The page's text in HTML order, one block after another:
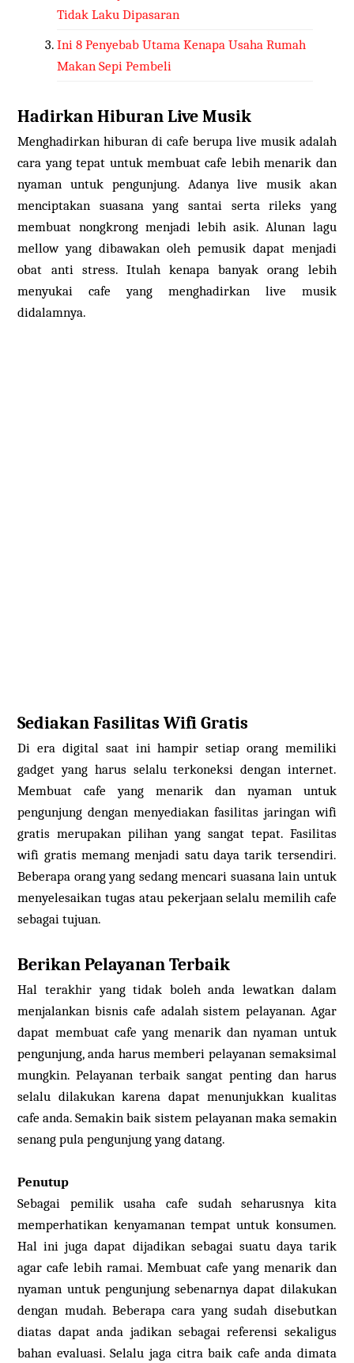
Tidak Laku Dipasaran
Ini 8 Penyebab Utama Kenapa Usaha Rumah
Makan Sepi Pembeli
Hadirkan Hiburan Live Musik
Menghadirkan hiburan di cafe berupa live musik adalah
cara yang tepat untuk membuat cafe lebih menarik dan
nyaman untuk pengunjung. Adanya live musik akan
menciptakan suasana yang santai serta rileks yang
membuat nongkrong menjadi lebih asik. Alunan lagu
mellow yang dibawakan oleh pemusik dapat menjadi
obat anti stress. Itulah kenapa banyak orang lebih
menyukai cafe yang menghadirkan live musik
didalamnya.
Sediakan Fasilitas Wifi Gratis
Di era digital saat ini hampir setiap orang memiliki
gadget yang harus selalu terkoneksi dengan internet.
Membuat cafe yang menarik dan nyaman untuk
pengunjung dengan menyediakan fasilitas jaringan wifi
gratis merupakan pilihan yang sangat tepat. Fasilitas
wifi gratis memang menjadi satu daya tarik tersendiri.
Beberapa orang yang sedang mencari suasana lain untuk
menyelesaikan tugas atau pekerjaan selalu memilih cafe
sebagai tujuan.
Berikan Pelayanan Terbaik
Hal terakhir yang tidak boleh anda lewatkan dalam
menjalankan bisnis cafe adalah sistem pelayanan. Agar
dapat membuat cafe yang menarik dan nyaman untuk
pengunjung, anda harus memberi pelayanan semaksimal
mungkin. Pelayanan terbaik sangat penting dan harus
selalu dilakukan karena dapat menunjukkan kualitas
cafe anda. Semakin baik sistem pelayanan maka semakin
senang pula pengunjung yang datang.
Penutup
Sebagai pemilik usaha cafe sudah seharusnya kita
memperhatikan kenyamanan tempat untuk konsumen.
Hal ini juga dapat dijadikan sebagai suatu daya tarik
agar cafe lebih ramai. Membuat cafe yang menarik dan
nyaman untuk pengunjung sebenarnya dapat dilakukan
dengan mudah. Beberapa cara yang sudah disebutkan
diatas dapat anda jadikan sebagai referensi sekaligus
bahan evaluasi. Selalu jaga citra baik cafe anda dimata